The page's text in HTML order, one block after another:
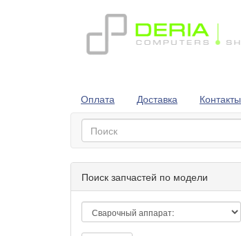
Оплата Доставка Контакты
Поиск запчастей по модели